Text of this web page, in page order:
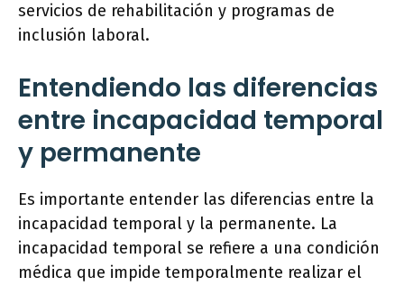
servicios de rehabilitación y programas de
inclusión laboral.
Entendiendo las diferencias
entre incapacidad temporal
y permanente
Es importante entender las diferencias entre la
incapacidad temporal y la permanente. La
incapacidad temporal se refiere a una condición
médica que impide temporalmente realizar el